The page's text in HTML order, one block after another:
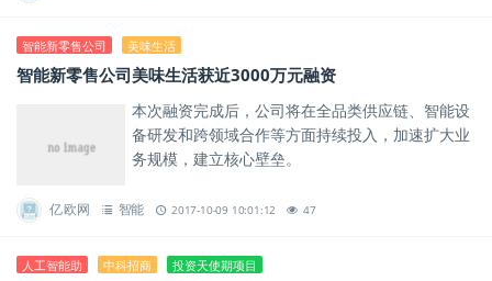
智能新零售公司 美味生活
智能新零售公司美味生活获近3000万元融资
本次融资完成后，公司将在全品类供应链、智能设
备研发和跨领域合作等方面持续投入，加速扩大业
务规模，建立核心壁垒。
亿欧网 智能 2017-10-09 10:01:12 47
人工智能助 中科招商 投资天使期项目